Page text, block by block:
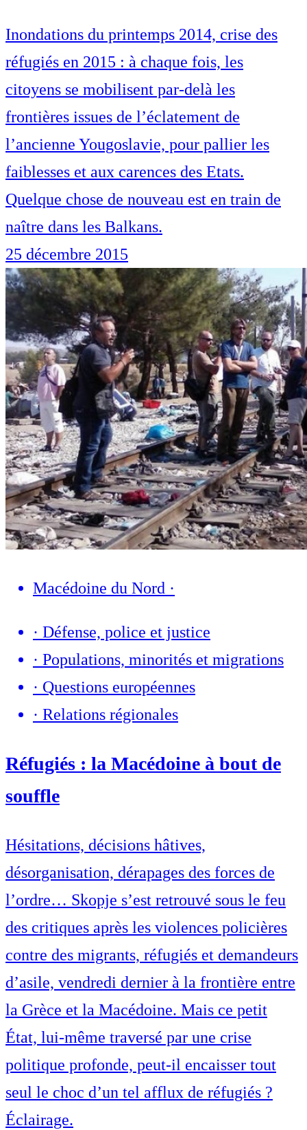
Inondations du printemps 2014, crise des
réfugiés en 2015 : à chaque fois, les
citoyens se mobilisent par-delà les
frontières issues de l’éclatement de
l’ancienne Yougoslavie, pour pallier les
faiblesses et aux carences des Etats.
Quelque chose de nouveau est en train de
naître dans les Balkans.
25 décembre 2015
Macédoine du Nord ·
· Défense, police et justice
· Populations, minorités et migrations
· Questions européennes
· Relations régionales
Réfugiés : la Macédoine à bout de
souffle
Hésitations, décisions hâtives,
désorganisation, dérapages des forces de
l’ordre… Skopje s’est retrouvé sous le feu
des critiques après les violences policières
contre des migrants, réfugiés et demandeurs
d’asile, vendredi dernier à la frontière entre
la Grèce et la Macédoine. Mais ce petit
État, lui-même traversé par une crise
politique profonde, peut-il encaisser tout
seul le choc d’un tel afflux de réfugiés ?
Éclairage.